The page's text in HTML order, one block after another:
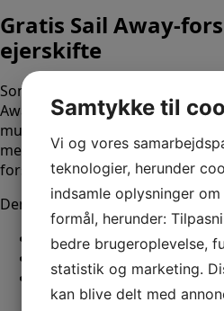
Gratis Sail Away-
ejerskifte
Som kunde hos Navark tilbyder
Away-forsikring i forbindelse
mulighed for at forsikre din båd
med at du får tid til at evaluere
forsikringsløsning.
Denne
bådforsikring:
gælder i 14 dage
aktiveres direkte ved
dækker perioden mellem
forsikringsløsning ● giver
Samtykke til
Vi og vores
teknologier, herunder
indsamle oplysninger
formål, herunder:
bedre brugeroplevelse,
statistik og marketing.
kan blive delt med